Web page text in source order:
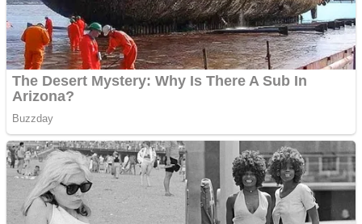
Cutit cositoare KUHN
Creez aplicatie
ANDROID pentru siteul
tau